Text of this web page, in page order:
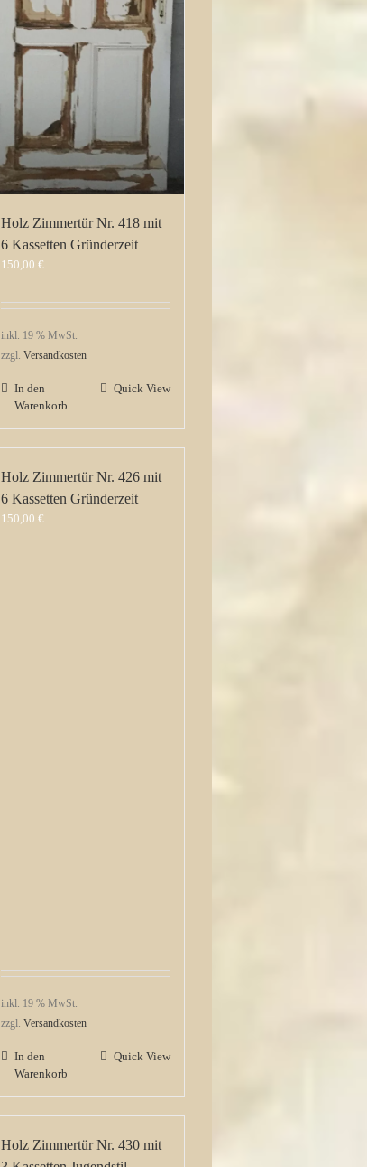
Holz Zimmertür Nr. 418 mit
6 Kassetten Gründerzeit
150,00 €
inkl. 19 % MwSt.
zzgl. Versandkosten
In den
Warenkorb
Quick View
Holz Zimmertür Nr. 426 mit
6 Kassetten Gründerzeit
150,00 €
inkl. 19 % MwSt.
zzgl. Versandkosten
In den
Warenkorb
Quick View
Holz Zimmertür Nr. 430 mit